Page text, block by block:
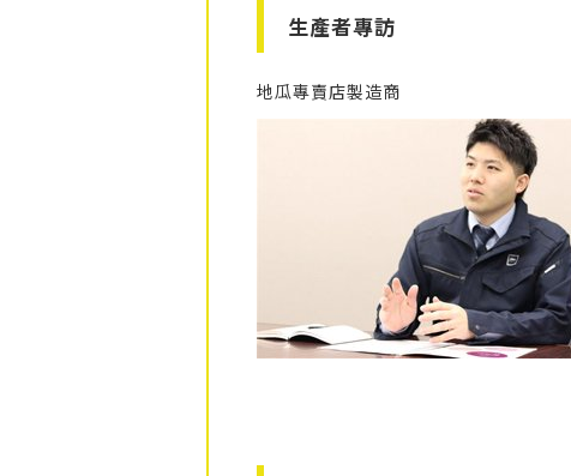
生產者專訪
地瓜專賣店製造商